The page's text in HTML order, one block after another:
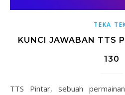
TEKA
KUNCI JAWABAN TTS
130
TTS Pintar, sebuah permainan teka-teki silang dalam